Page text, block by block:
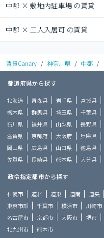
中郡 × 敷地内駐車場 の賃貸
中郡 × 二人入居可 の賃貸
賃貸Canary / 神奈川県 / 中郡 /
都道府県から探す
北海道 青森県 岩手県 宮城県
栃木県
群馬県 埼玉県 千葉県
石川県
福井県 山梨県 長野県
滋賀県
京都府 大阪府 兵庫県
岡山県
広島県 山口県 徳島県
佐賀県
長崎県 熊本県 大分県
政令指定都市から探す
札幌市 道北 道東 道南 道央
東京市部
千葉市 横浜市 川崎市
名古屋市
京都市 大阪市 堺市
北九州市
熊本市